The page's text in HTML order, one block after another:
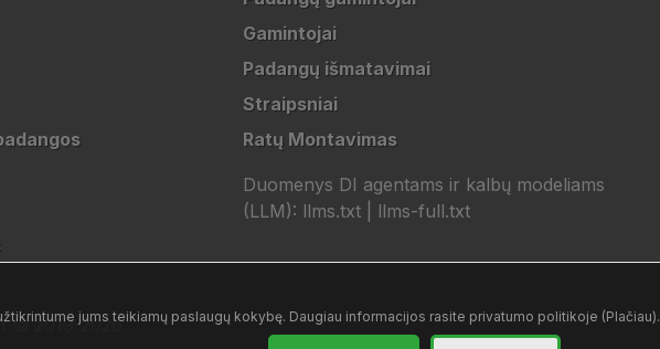
Gamintojai
Padangų išmatavimai
Straipsniai
Ratų Montavimas
Duomenys DI agentams ir kalbų modeliams
(LLM): llms.txt| llms-full.txt
© 2019-2026jums teikiamų paslaugų kokybę. Daugiau informacijos rasite privatumo politikoje (Plačiau).